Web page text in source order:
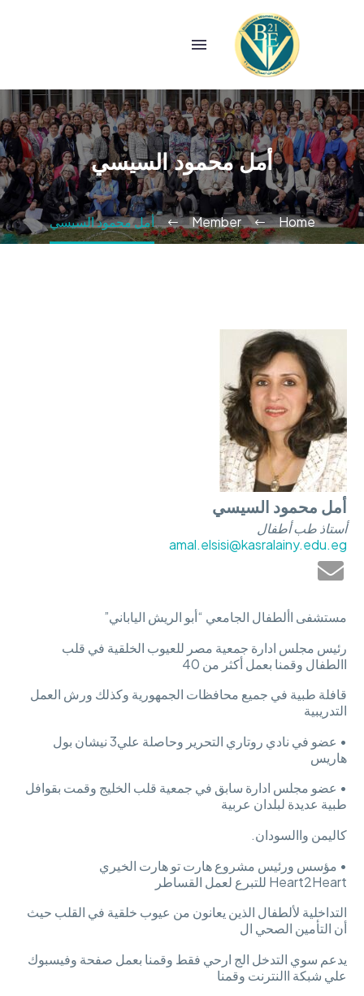
أمل محمود السيسي
Home
Member أمل محمود السيسي
أمل محمود السيسي
أستاذ طب أطفال
amal.elsisi@kasralainy.edu.eg
مستشفى األطفال الجامعي “أبو الريش الياباني”
رئيس مجلس ادارة جمعية مصر للعيوب الخلقية في قلب
االطفال وقمنا بعمل أكثر من 40
قافلة طبية في جميع محافظات الجمهورية وكذلك ورش العمل
التدريبية
• عضو في نادي روتاري التحرير وحاصلة علي3 نيشان بول
هاريس
• عضو مجلس ادارة سابق في جمعية قلب الخليج وقمت بقوافل
طبية عديدة لبلدان عربية
كاليمن واالسودان.
• مؤسس ورئيس مشروع هارت تو هارت الخيري
Heart2Heart للتبرع لعمل القساطر
التداخلية لألطفال الذين يعانون من عيوب خلقية في القلب حيث
أن التأمين الصحي ال
يدعم سوي التدخل الج ارحي فقط وقمنا بعمل صفحة وفيسبوك
علي شبكة االنترنت وقمنا